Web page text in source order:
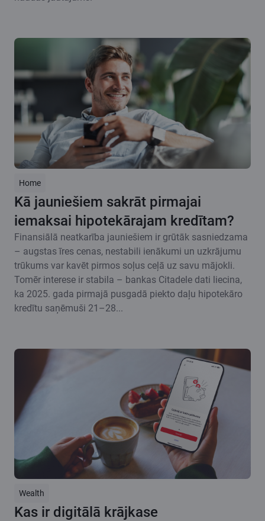
Home
Kā jauniešiem sakrāt pirmajai
iemaksai hipotekārajam kredītam?
Finansiālā neatkarība jauniešiem ir grūtāk sasniedzama
– augstas īres cenas, nestabili ienākumi un uzkrājumu
trūkums var kavēt pirmos soļus ceļā uz savu mājokli.
Tomēr interese ir stabila – bankas Citadele dati liecina,
ka 2025. gada pirmajā pusgadā piekto daļu hipotekāro
kredītu saņēmuši 21–28...
Wealth
Kas ir digitālā krājkase